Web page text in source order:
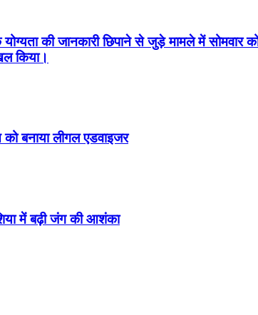
की जानकारी छिपाने से जुड़े मामले में
किया।
बनाया लीगल एडवाइजर
में बढ़ी जंग की आशंका